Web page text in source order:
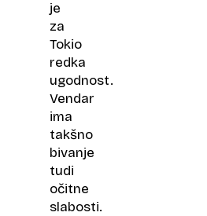
je
za
Tokio
redka
ugodnost.
Vendar
ima
takšno
bivanje
tudi
očitne
slabosti.